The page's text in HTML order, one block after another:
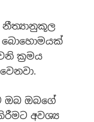
නීත්‍යානුකූල
බොහොමයක්
ක්‍රමය
ඔබ ඔබගේ
කිරීමට අවශ්‍ය